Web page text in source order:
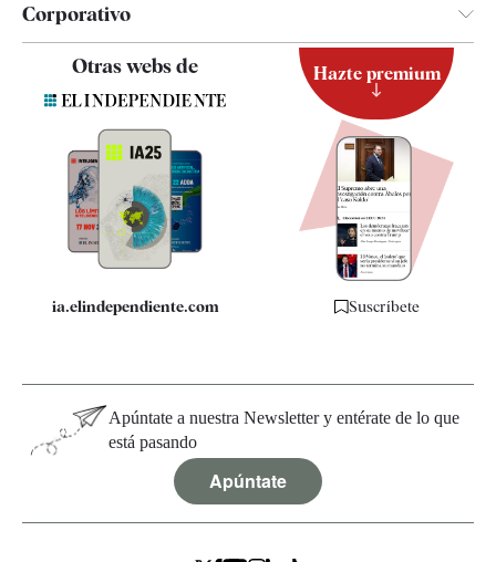
Corporativo
Contacto
Quiénes somos
Especificaciones
Otras webs de
ia.elindependiente.com
Hazte premium
Suscríbete
Apúntate a nuestra Newsletter y entérate de lo que
está pasando
Apúntate